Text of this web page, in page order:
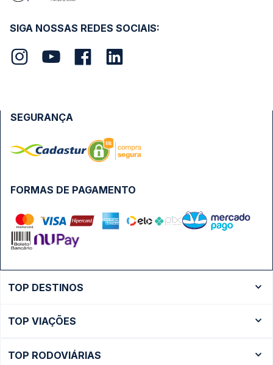
SIGA NOSSAS REDES SOCIAIS:
FORMAS DE PAGAMENTO
SEGURANÇA
TOP DESTINOS
Ônibus São Paulo
TOP VIAÇÕES
TOP RODOVIÁRIAS